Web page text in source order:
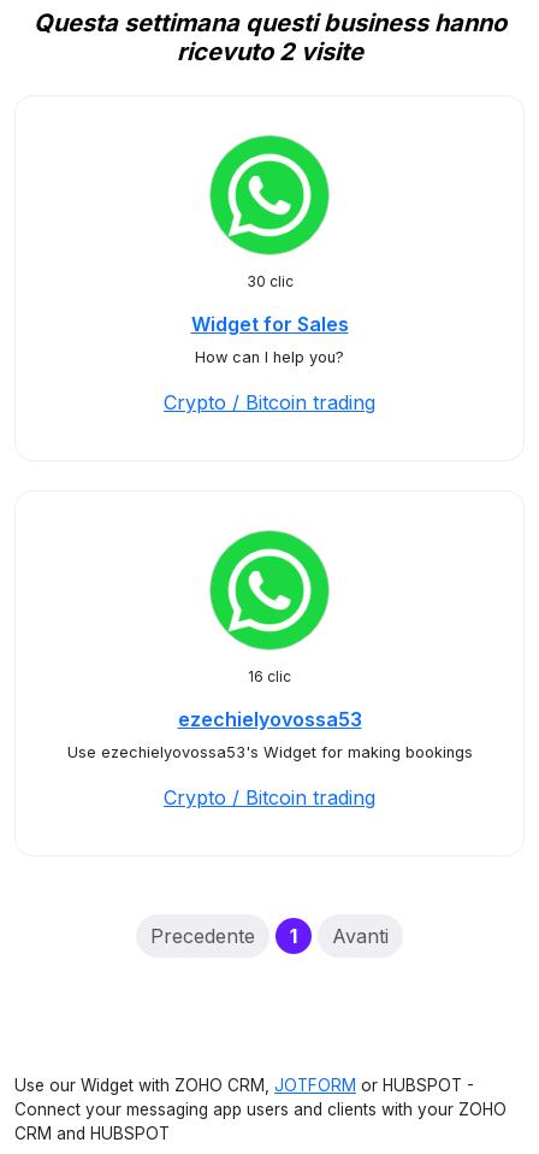
Questa settimana questi business hanno
ricevuto 2 visite
30 clic
Widget for Sales
How can I help you?
Crypto / Bitcoin trading
16 clic
ezechielyovossa53
Use ezechielyovossa53's Widget for making bookings
Crypto / Bitcoin trading
Precedente 1(current)
Avanti
Use our Widget with ZOHO CRM, JOTFORM or HUBSPOT -
Connect your messaging app users and clients with your ZOHO
CRM and HUBSPOT